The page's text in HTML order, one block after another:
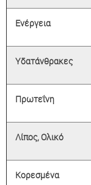
Ενέργεια
Υδατάνθρακες
Πρωτεΐνη
Λίπος, Ολικό
Κορεσμένα